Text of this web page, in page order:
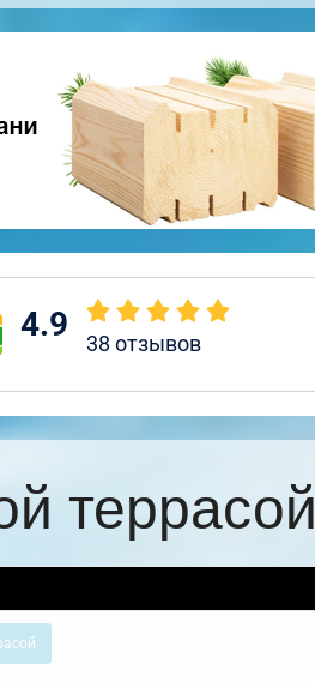
4.9 38 отзывов
террасой